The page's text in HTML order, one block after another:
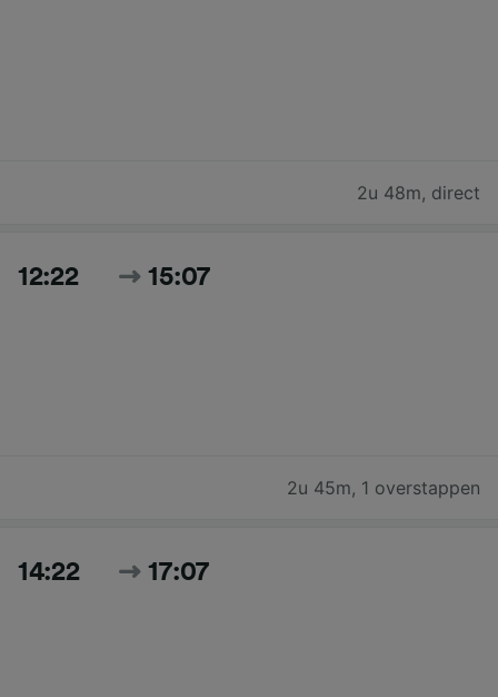
2u 48m, direct
12:22 15:07
2u 45m, 1 overstappen
14:22 17:07